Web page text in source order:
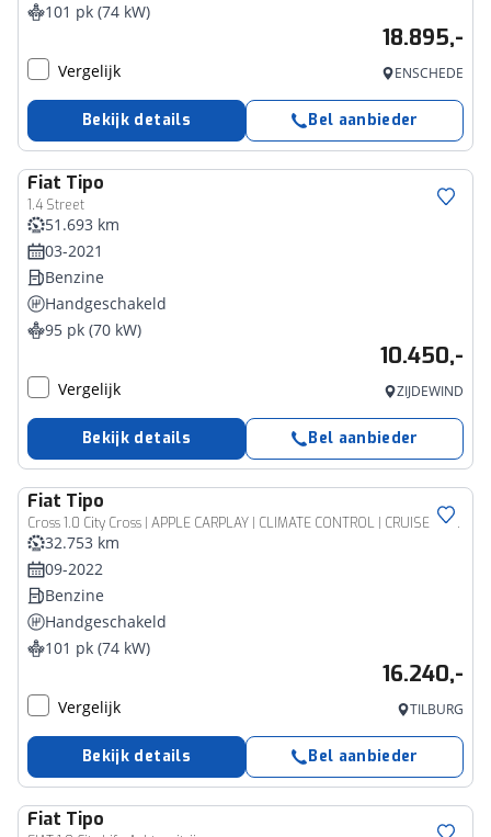
101 pk (74 kW)
18.895,-
Vergelijk ENSCHEDE
Bekijk details Bel aanbieder
Fiat Tipo
1.4 Street
51.693 km
03-2021
Benzine
Handgeschakeld
95 pk (70 kW)
10.450,-
Vergelijk ZIJDEWIND
Bekijk details Bel aanbieder
Fiat Tipo
Cross 1.0 City Cross | APPLE CARPLAY | CLIMATE CONTROL | CRUISE CONTROL | LED DAGRIJVERLICHTING |
32.753 km
09-2022
Benzine
Handgeschakeld
101 pk (74 kW)
16.240,-
Vergelijk TILBURG
Bekijk details Bel aanbieder
Fiat Tipo